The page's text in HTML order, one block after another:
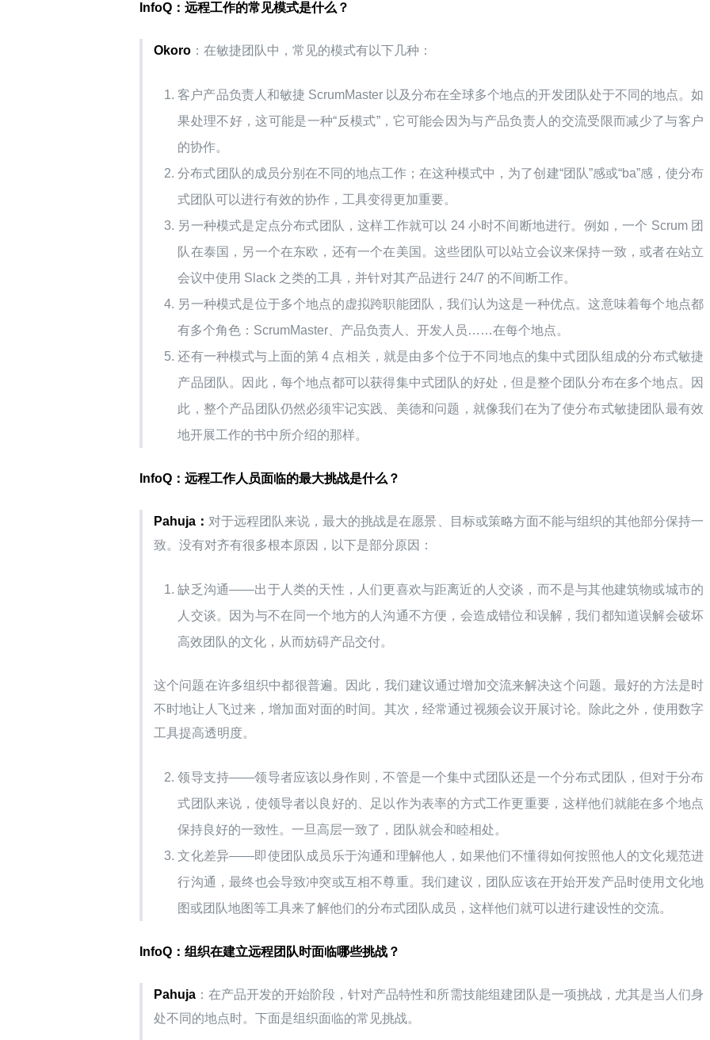
InfoQ：远程工作的常见模式是什么？
Okoro ：在敏捷团队中，常见的模式有以下几种：
客户产品负责人和敏捷 ScrumMaster 以及分布在全球多个地点的开发团队处于不同的地点。如
果处理不好，这可能是一种“反模式”，它可能会因为与产品负责人的交流受限而减少了与客户
的协作。
分布式团队的成员分别在不同的地点工作；在这种模式中，为了创建“团队”感或“ba”感，使分布
式团队可以进行有效的协作，工具变得更加重要。
另一种模式是定点分布式团队，这样工作就可以 24 小时不间断地进行。例如，一个 Scrum 团
队在泰国，另一个在东欧，还有一个在美国。这些团队可以站立会议来保持一致，或者在站立
会议中使用 Slack 之类的工具，并针对其产品进行 24/7 的不间断工作。
另一种模式是位于多个地点的虚拟跨职能团队，我们认为这是一种优点。这意味着每个地点都
有多个角色：ScrumMaster、产品负责人、开发人员……在每个地点。
还有一种模式与上面的第 4 点相关，就是由多个位于不同地点的集中式团队组成的分布式敏捷
产品团队。因此，每个地点都可以获得集中式团队的好处，但是整个团队分布在多个地点。因
此，整个产品团队仍然必须牢记实践、美德和问题，就像我们在为了使分布式敏捷团队最有效
地开展工作的书中所介绍的那样。
InfoQ：远程工作人员面临的最大挑战是什么？
Pahuja： 对于远程团队来说，最大的挑战是在愿景、目标或策略方面不能与组织的其他部分保持一
致。没有对齐有很多根本原因，以下是部分原因：
缺乏沟通——出于人类的天性，人们更喜欢与距离近的人交谈，而不是与其他建筑物或城市的
人交谈。因为与不在同一个地方的人沟通不方便，会造成错位和误解，我们都知道误解会破坏
高效团队的文化，从而妨碍产品交付。
这个问题在许多组织中都很普遍。因此，我们建议通过增加交流来解决这个问题。最好的方法是时
不时地让人飞过来，增加面对面的时间。其次，经常通过视频会议开展讨论。除此之外，使用数字
工具提高透明度。
领导支持——领导者应该以身作则，不管是一个集中式团队还是一个分布式团队，但对于分布
式团队来说，使领导者以良好的、足以作为表率的方式工作更重要，这样他们就能在多个地点
保持良好的一致性。一旦高层一致了，团队就会和睦相处。
文化差异——即使团队成员乐于沟通和理解他人，如果他们不懂得如何按照他人的文化规范进
行沟通，最终也会导致冲突或互相不尊重。我们建议，团队应该在开始开发产品时使用文化地
图或团队地图等工具来了解他们的分布式团队成员，这样他们就可以进行建设性的交流。
InfoQ：组织在建立远程团队时面临哪些挑战？
Pahuja ：在产品开发的开始阶段，针对产品特性和所需技能组建团队是一项挑战，尤其是当人们身
处不同的地点时。下面是组织面临的常见挑战。